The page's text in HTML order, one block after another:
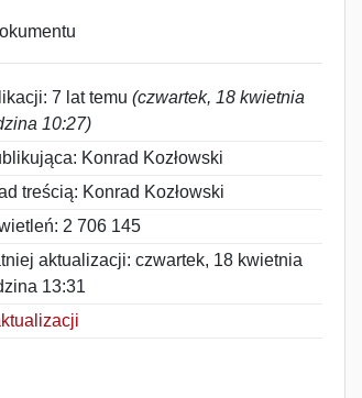
7 lat temu (czwartek, 18 kwietnia
10:27)
Konrad Kozłowski
treścią: Konrad Kozłowski
2 706 145
aktualizacji: czwartek, 18 kwietnia
13:31